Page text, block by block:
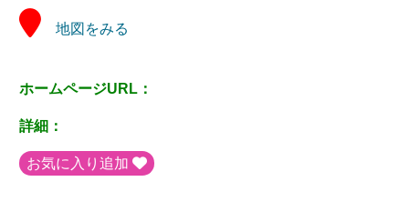
地図をみる
ホームページURL：
詳細：
お気に入り追加